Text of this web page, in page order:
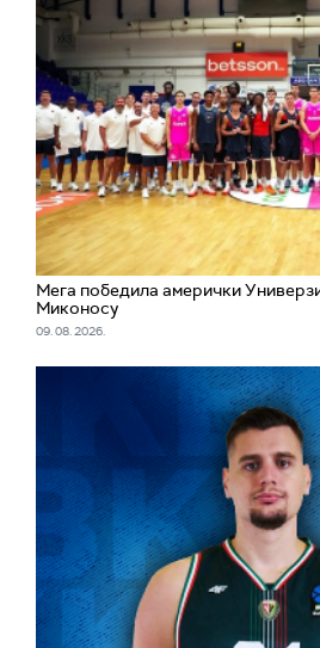
Мега победила амерички
Миконосу
09. 08. 2026.